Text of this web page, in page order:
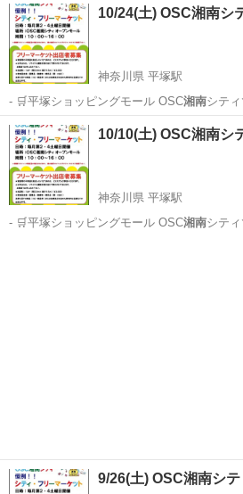
神奈川 平塚市 平塚駅 パーティー
10/24(土) OSC湘南シ
神奈川県 平塚駅
- 🛒平塚ショッピングモール OSC湘南シティ
ケットです…
神奈川 平塚市 平塚駅 フリーマー
10/10(土) OSC湘南シ
神奈川県 平塚駅
- 🛒平塚ショッピングモール OSC湘南シティ
9/26(土) OSC湘南シ